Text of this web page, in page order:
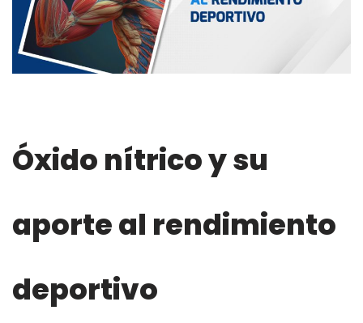
Óxido nítrico y su
aporte al rendimiento
deportivo